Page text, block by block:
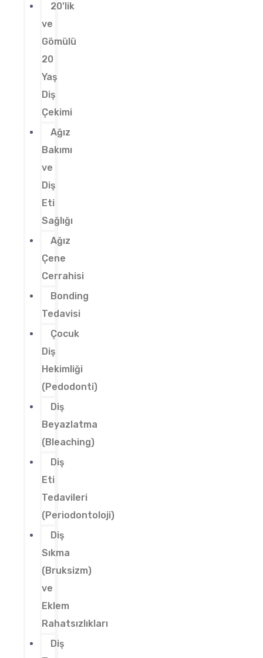
20’lik
ve
Gömülü
20
Yaş
Diş
Çekimi
Ağız
Bakımı
ve
Diş
Eti
Sağlığı
Ağız
Çene
Cerrahisi
Bonding
Tedavisi
Çocuk
Diş
Hekimliği
(Pedodonti)
Diş
Beyazlatma
(Bleaching)
Diş
Eti
Tedavileri
(Periodontoloji)
Diş
Sıkma
(Bruksizm)
ve
Eklem
Rahatsızlıkları
Diş